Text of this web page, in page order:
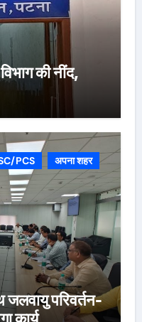
की नींद,
PCS
अपना शहर
जलवायु परिवर्तन-
कार्य